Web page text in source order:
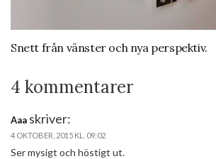
Snett från vänster och nya perspektiv.
4 kommentarer
Aaa skriver:
4 OKTOBER, 2015 KL. 09:02
Ser mysigt och höstigt ut.